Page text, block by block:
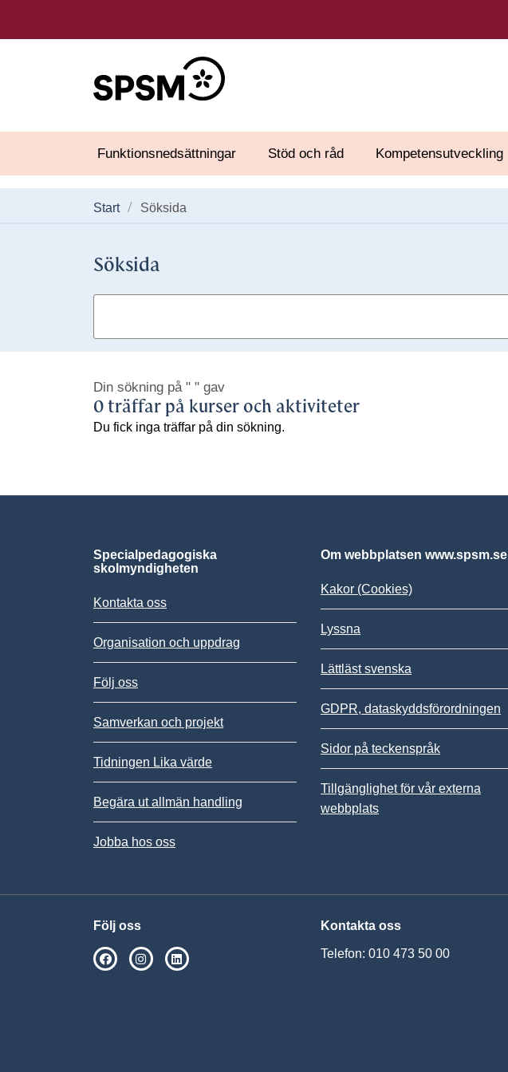
Funktionsnedsättningar Stöd och råd Kompetensutveckling
Start Söksida
Söksida
Din sökning på " " gav
0 träffar på kurser och aktiviteter
Du fick inga träffar på din sökning.
Specialpedagogiska
skolmyndigheten
Kontakta oss
Organisation och uppdrag
Följ oss
Samverkan och projekt
Tidningen Lika värde
Begära ut allmän handling
Jobba hos oss
Om webbplatsen www.spsm.se
Kakor (Cookies)
Lyssna
Lättläst svenska
GDPR, dataskyddsförordningen
Sidor på teckenspråk
Tillgänglighet för vår externa
webbplats
Följ oss
SPSM på Facebook
SPSM på Instagram
Kontakta oss
Telefon: 010 473 50 00